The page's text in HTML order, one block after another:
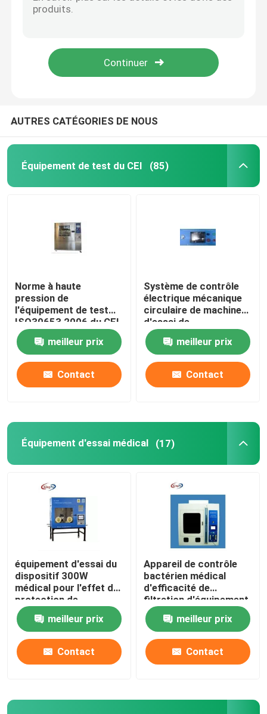
Équipement d'essai de batterie au lithium
Sonde de doigt d'essai
Équipement d'essai de batterie d'EV
Sonde du schéma UL507-2006 (PA135A) 9,1
AUTRES CATÉGORIES DE NOUS
Équipement de test du CEI (85)
Norme à haute
pression de
l'équipement de test
ISO30653 2006 du CEI
de 10MPa IPX9
meilleur prix
Contact
Système de contrôle
électrique mécanique
circulaire de machine
d'essai de
commutateur de scie
meilleur prix
Contact
Équipement d'essai médical (17)
équipement d'essai du
dispositif 300W
médical pour l'effet de
protection de
particules
meilleur prix
Contact
Appareil de contrôle
bactérien médical
d'efficacité de
filtration d'équipement
d'essai de BFE
meilleur prix
Contact